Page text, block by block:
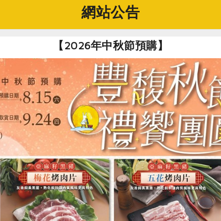
# 台灣產 # 食譜 # 創意料理 # 豆腐
買回食材自己做
網站公告
【2026年中秋節預購】